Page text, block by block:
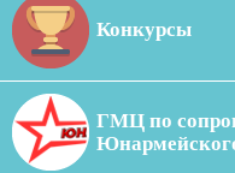
Конкурсы
ГМЦ по